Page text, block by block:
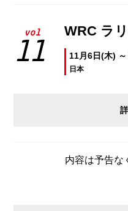
vol
11
WRC ラ
11月6日(木)
日本
内容は予告な